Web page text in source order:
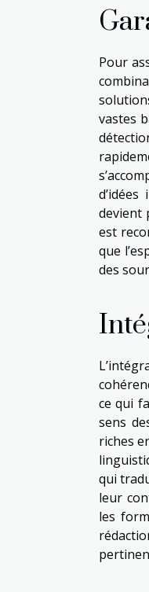
Pour
vastes
devient
est
que
des
ce qui
sens
riches
qui
leur
les